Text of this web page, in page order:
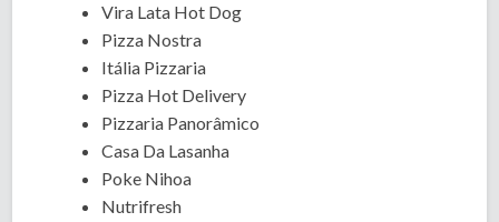
Vira Lata Hot Dog
Pizza Nostra
Itália Pizzaria
Pizza Hot Delivery
Pizzaria Panorâmico
Casa Da Lasanha
Poke Nihoa
Nutrifresh